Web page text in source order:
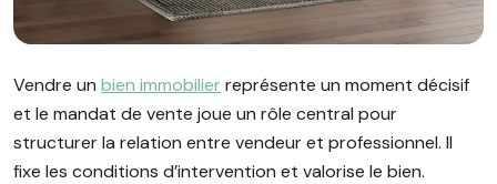
Vendre un bien immobilier représente un moment décisif
et le mandat de vente joue un rôle central pour
structurer la relation entre vendeur et professionnel. Il
fixe les conditions d’intervention et valorise le bien.